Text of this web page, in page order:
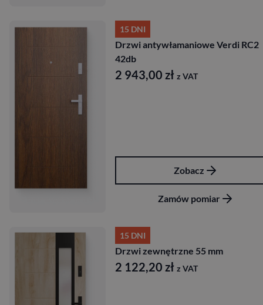
15 DNI
Drzwi antywłamaniowe Verdi RC2
42db
2 943,00 zł z VAT
Zobacz
Zamów pomiar
15 DNI
Drzwi zewnętrzne 55 mm
2 122,20 zł z VAT